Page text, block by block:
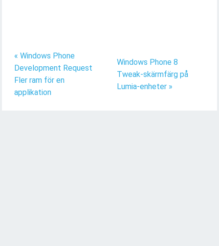
« Windows Phone
Development Request
Fler ram för en
applikation
Windows Phone 8
Tweak-skärmfärg på
Lumia-enheter »